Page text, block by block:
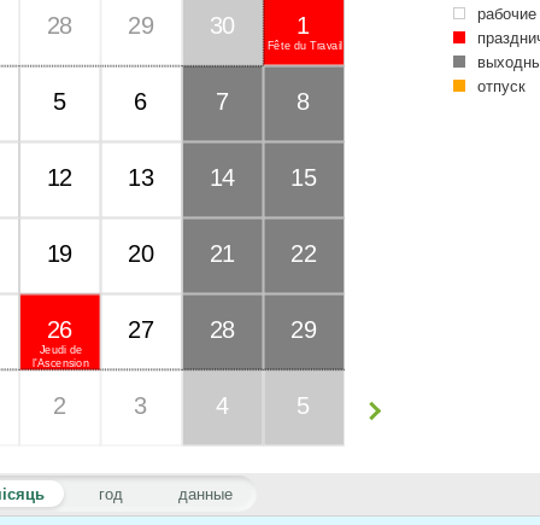
год данные
28 29 30
Fête du Travail
1
5 6 7 8
12 13 14 15
19 20 21 22
Jeudi de
l'Ascension
26 27 28 29
2 3 4 5
отпуск